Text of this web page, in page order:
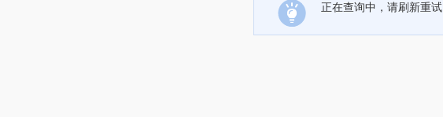
正在查询中，请刷新重试